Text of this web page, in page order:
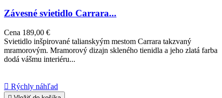
Závesné svietidlo Carrara...
Cena 189,00 €
Svietidlo inšpirované talianskyým mestom Carrara takzvaný
mramorovým. Mramorový dizajn skleného tienidla a jeho zlatá farba
dodá vášmu interiéru...
 Rýchly náhľad